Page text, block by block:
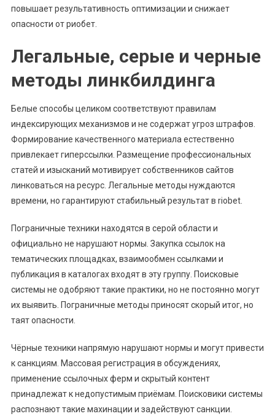
повышает результативность оптимизации и снижает
опасности от риобет.
Легальные, серые и черные
методы линкбилдинга
Белые способы целиком соответствуют правилам
индексирующих механизмов и не содержат угроз штрафов.
Формирование качественного материала естественно
привлекает гиперссылки. Размещение профессиональных
статей и изысканий мотивирует собственников сайтов
линковаться на ресурс. Легальные методы нуждаются
времени, но гарантируют стабильный результат в riobet.
Пограничные техники находятся в серой области и
официально не нарушают нормы. Закупка ссылок на
тематических площадках, взаимообмен ссылками и
публикация в каталогах входят в эту группу. Поисковые
системы не одобряют такие практики, но не постоянно могут
их выявить. Пограничные методы приносят скорый итог, но
таят опасности.
Чёрные техники напрямую нарушают нормы и могут привести
к санкциям. Массовая регистрация в обсуждениях,
применение ссылочных ферм и скрытый контент
принадлежат к недопустимым приёмам. Поисковики системы
распознают такие махинации и задействуют санкции.